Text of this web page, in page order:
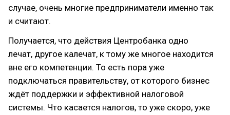
случае, очень многие предприниматели именно так
и считают.
Получается, что действия Центробанка одно
лечат, другое калечат, к тому же многое находится
вне его компетенции. То есть пора уже
подключаться правительству, от которого бизнес
ждёт поддержки и эффективной налоговой
системы. Что касается налогов, то уже скоро, уже